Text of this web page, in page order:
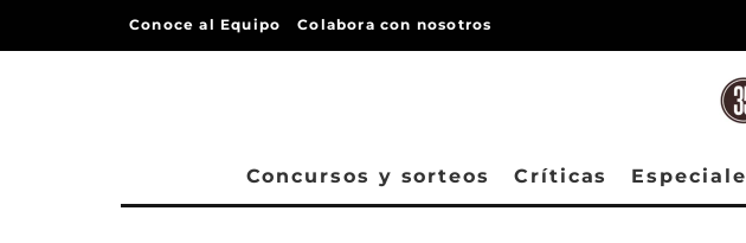
Conoce al Equipo Colabora con nosotros
Concursos y sorteos Críticas